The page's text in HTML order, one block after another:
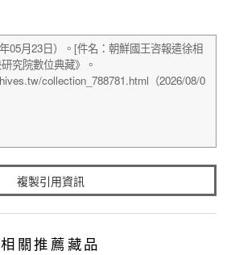
複製引用資訊
相關推薦藏品